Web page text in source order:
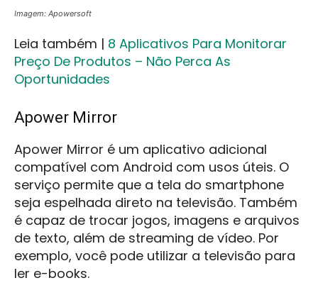
Imagem: Apowersoft
Leia também | 8 Aplicativos Para Monitorar
Preço De Produtos – Não Perca As
Oportunidades
Apower Mirror
Apower Mirror é um aplicativo adicional
compatível com Android com usos úteis. O
serviço permite que a tela do smartphone
seja espelhada direto na televisão. Também
é capaz de trocar jogos, imagens e arquivos
de texto, além de streaming de vídeo. Por
exemplo, você pode utilizar a televisão para
ler e-books.